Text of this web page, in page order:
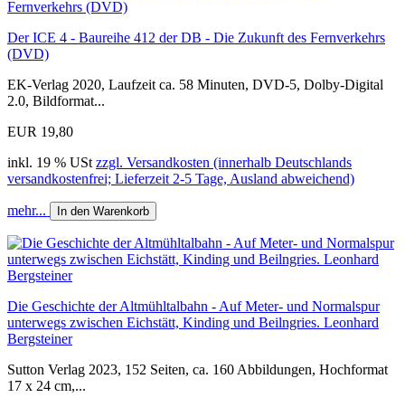
Der ICE 4 - Baureihe 412 der DB - Die Zukunft des Fernverkehrs
(DVD)
EK-Verlag 2020, Laufzeit ca. 58 Minuten, DVD-5, Dolby-Digital
2.0, Bildformat...
EUR 19,80
inkl. 19 % USt zzgl. Versandkosten (innerhalb Deutschlands
versandkostenfrei; Lieferzeit 2-5 Tage, Ausland abweichend)
mehr... In den Warenkorb
Die Geschichte der Altmühltalbahn - Auf Meter- und Normalspur
unterwegs zwischen Eichstätt, Kinding und Beilngries. Leonhard
Bergsteiner
Sutton Verlag 2023, 152 Seiten, ca. 160 Abbildungen, Hochformat
17 x 24 cm,...